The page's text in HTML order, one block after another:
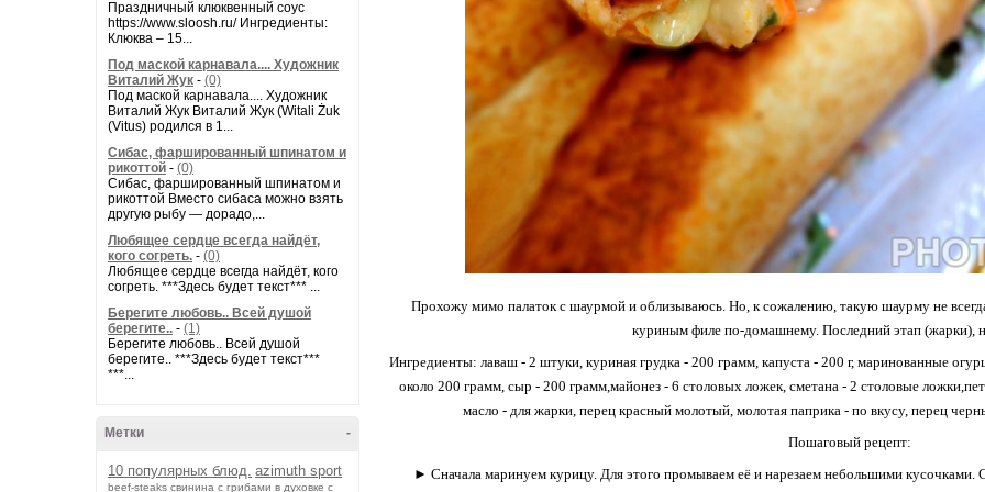
Праздничный клюквенный соус
https://www.sloosh.ru/ Ингредиенты:
Клюква – 15...
Под маской карнавала.... Художник
Виталий Жук - (0)
Под маской карнавала.... Художник
Виталий Жук Виталий Жук (Witali Żuk
(Vitus) родился в 1...
Сибас, фаршированный шпинатом и
рикоттой - (0)
Сибас, фаршированный шпинатом и
рикоттой Вместо сибаса можно взять
другую рыбу — дорадо,...
Любящее сердце всегда найдёт,
кого согреть. - (0)
Любящее сердце всегда найдёт, кого
согреть. ***Здесь будет текст*** ...
Берегите любовь.. Всей душой
берегите.. - (1)
Берегите любовь.. Всей душой
берегите.. ***Здесь будет текст***
***...
-
Метки
10 популярных блюд. azimuth sport
beef-stеаks cвинина с грибами в духовке с
Прохожу мимо палаток с шаурмой и облизываюсь. Но, к сожалению, такую шаурму не
куриным филе по-домашнему. Последний этап (жарки),
Ингредиенты: лаваш - 2 штуки, куриная грудка - 200 грамм, капуста - 200 г, маринованные
около 200 грамм, сыр - 200 грамм,майонез - 6 столовых ложек, сметана - 2 столовые
масло - для жарки, перец красный молотый, молотая паприка - по вкусу, перец
Пошаговый рецепт:
► Сначала маринуем курицу. Для этого промываем её и нарезаем небольшими